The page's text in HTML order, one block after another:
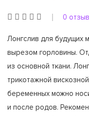
0
Лонгслив для будущих
вырезом горловины.
из основной ткани.
трикотажной
беременных можно
и после родов.